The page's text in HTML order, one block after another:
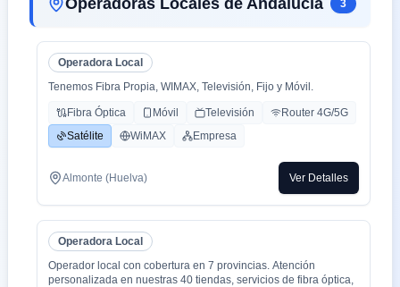
Operadoras Locales de Andalucía 3
Operadora Local
Tenemos Fibra Propia, WIMAX, Televisión, Fijo y Móvil.
Fibra Óptica Móvil Televisión
Router 4G/5G
Satélite
WiMAX Empresa
Almonte (Huelva) Ver Detalles
Operadora Local
Operador local con cobertura en 7 provincias. Atención
personalizada en nuestras 40 tiendas, servicios de fibra óptica,